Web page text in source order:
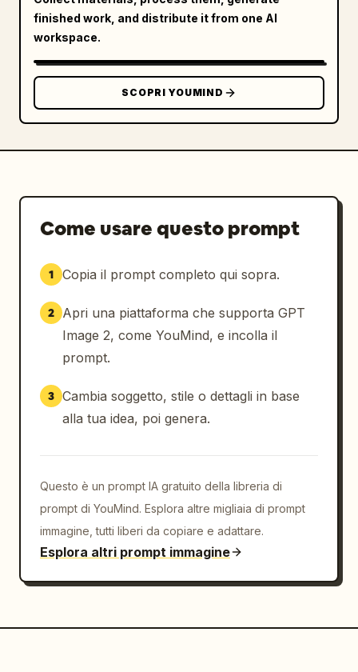
branding nitido, fumo sottile e una
fotografia di prodotto di livello
professionale.
finished work, and distribute it from one AI
workspace.
SCOPRI YOUMIND
Come usare questo prompt
1 Copia il prompt completo qui sopra.
2
Apri una piattaforma che supporta GPT
Image 2, come YouMind, e incolla il
prompt.
3 Cambia soggetto, stile o dettagli in base
alla tua idea, poi genera.
Questo è un prompt IA gratuito della libreria di
prompt di YouMind. Esplora altre migliaia di prompt
immagine, tutti liberi da copiare e adattare.
Esplora altri prompt immagine